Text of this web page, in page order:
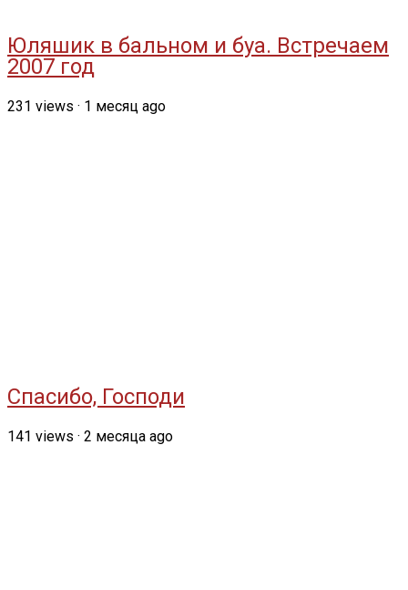
Юляшик в бальном и буа. Встречаем
2007 год
231 views · 1 месяц ago
Спасибо, Господи
141 views · 2 месяца ago